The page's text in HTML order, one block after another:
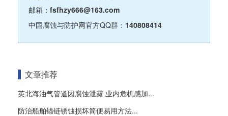
邮箱： fsfhzy666@163.com
中国腐蚀与防护网官方QQ群： 140808414
文章推荐
英北海油气管道因腐蚀泄露 业内危机感加...
防治船舶锚链锈蚀损坏简便易用方法...